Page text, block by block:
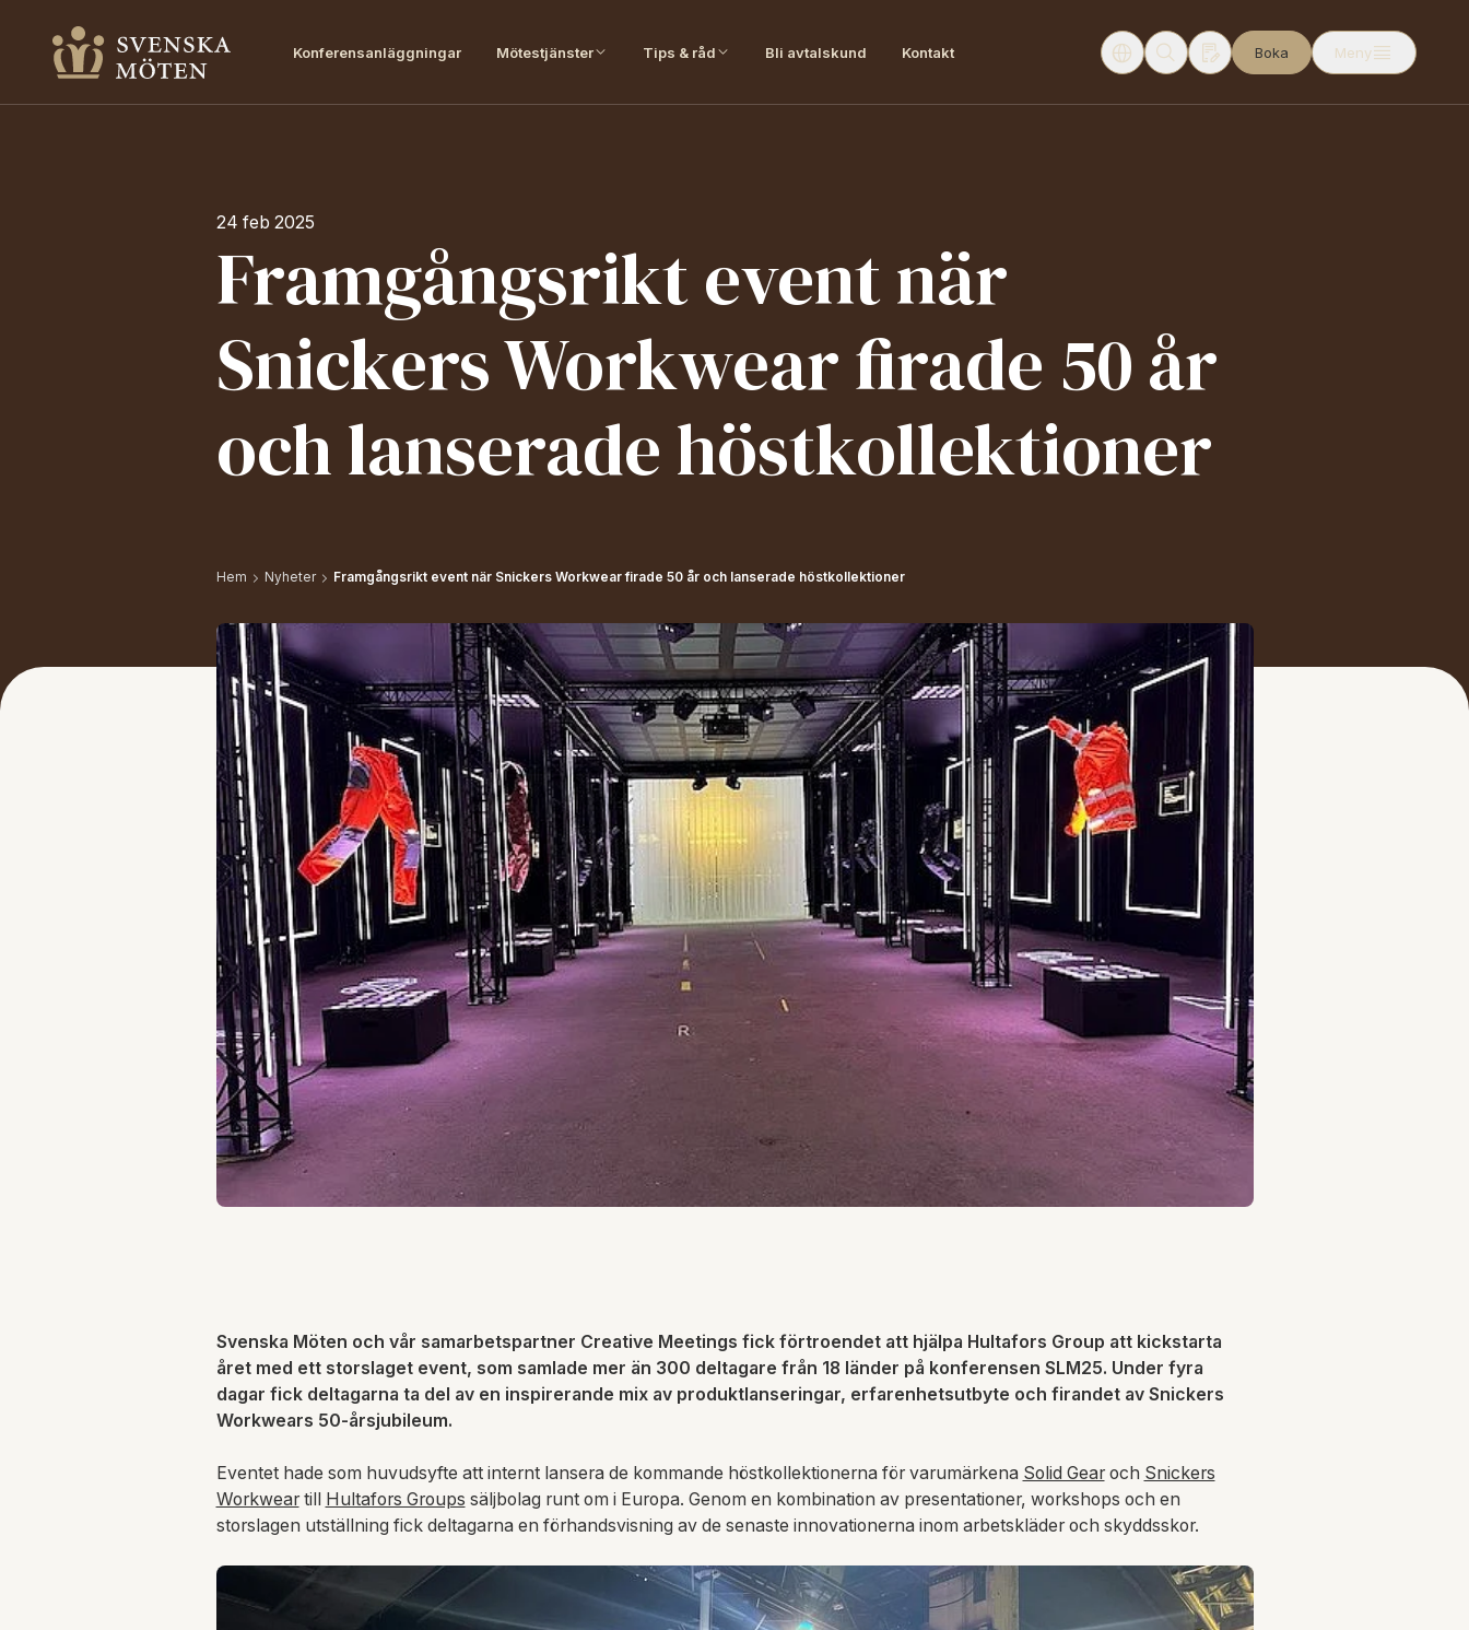
Konferensanläggningar Mötestjänster Tips & råd Bli avtalskund Kontakt Boka Meny
24 feb 2025
Framgångsrikt event när
Snickers Workwear firade 50 år
och lanserade höstkollektioner
Hem Nyheter Framgångsrikt event när Snickers Workwear firade 50 år och lanserade höstkollektioner
Svenska Möten och vår samarbetspartner Creative Meetings fick förtroendet att hjälpa Hultafors Group att kickstarta
året med ett storslaget event, som samlade mer än 300 deltagare från 18 länder på konferensen SLM25. Under fyra
dagar fick deltagarna ta del av en inspirerande mix av produktlanseringar, erfarenhetsutbyte och firandet av Snickers
Workwears 50-årsjubileum.
Eventet hade som huvudsyfte att internt lansera de kommande höstkollektionerna för varumärkena Solid Gearoch Snickers
Workweartill Hultafors Groups säljbolag runt om i Europa. Genom en kombination av presentationer, workshops och en
storslagen utställning fick deltagarna en förhandsvisning av de senaste innovationerna inom arbetskläder och skyddsskor.